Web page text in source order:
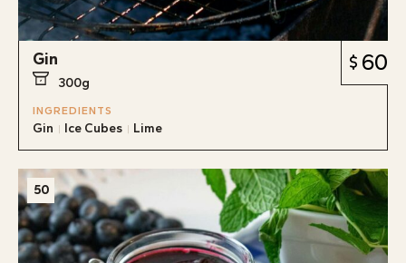
Gin
300g
60
INGREDIENTS
Gin Ice Cubes Lime
50